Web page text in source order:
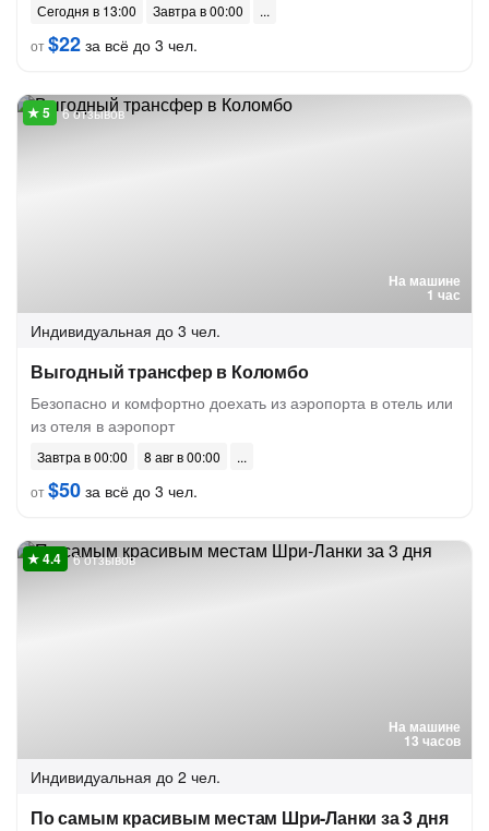
Сегодня в 13:00
Завтра в 00:00
от$22 за всё до 3 чел.
На машине
1 час
6 отзывов
Индивидуальная до 3 чел.
Выгодный трансфер в Коломбо
Безопасно и комфортно доехать из аэропорта в отель или
из отеля в аэропорт
Завтра в 00:00
8 авг в 00:00
от$50 за всё до 3 чел.
На машине
13 часов
6 отзывов
Индивидуальная до 2 чел.
По самым красивым местам Шри-Ланки за 3 дня